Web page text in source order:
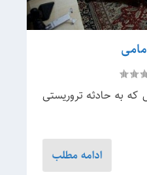
که به حادثه تروریستی
ادامه مطلب